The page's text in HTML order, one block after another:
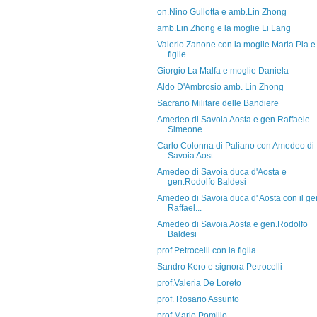
on.Nino Gullotta e amb.Lin Zhong
amb.Lin Zhong e la moglie Li Lang
Valerio Zanone con la moglie Maria Pia e
figlie...
Giorgio La Malfa e moglie Daniela
Aldo D'Ambrosio amb. Lin Zhong
Sacrario Militare delle Bandiere
Amedeo di Savoia Aosta e gen.Raffaele
Simeone
Carlo Colonna di Paliano con Amedeo di
Savoia Aost...
Amedeo di Savoia duca d'Aosta e
gen.Rodolfo Baldesi
Amedeo di Savoia duca d' Aosta con il
Raffael...
Amedeo di Savoia Aosta e gen.Rodolfo
Baldesi
prof.Petrocelli con la figlia
Sandro Kero e signora Petrocelli
prof.Valeria De Loreto
prof. Rosario Assunto